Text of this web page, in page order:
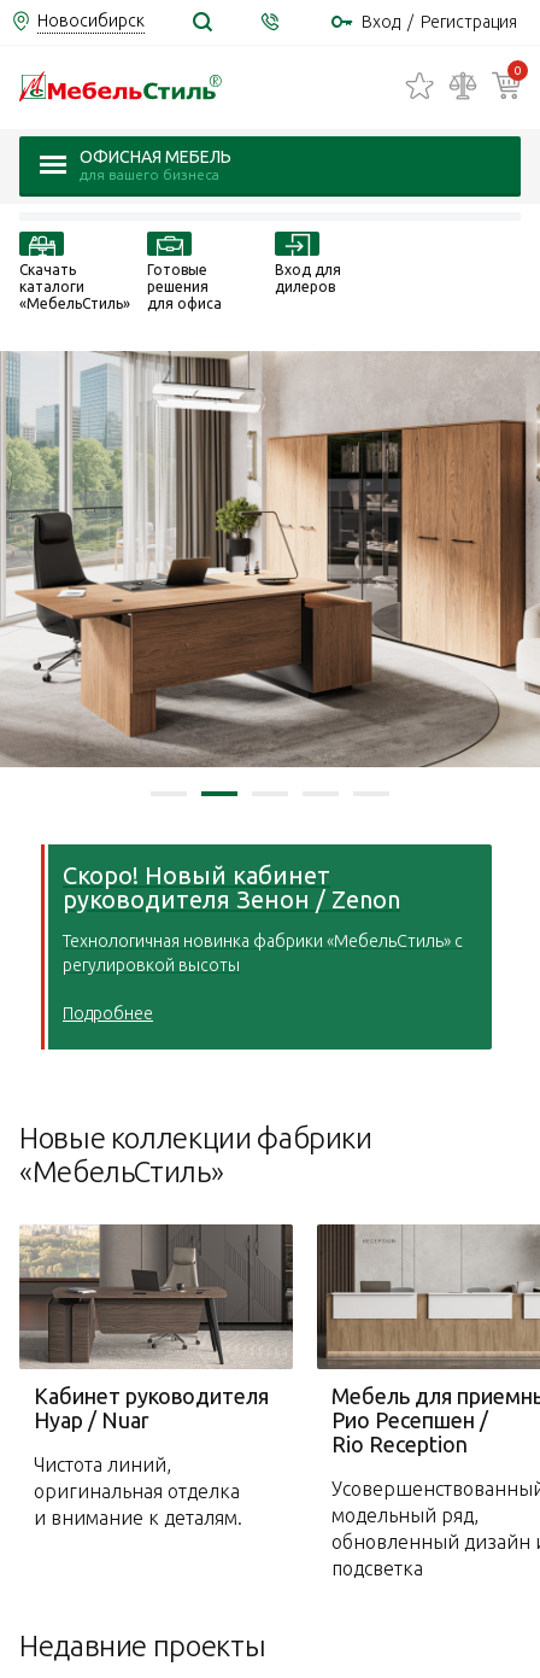
Новосибирск Вход / Регистрация
0
ОФИСНАЯ МЕБЕЛЬ
для вашего бизнеса
Скачать
каталоги
«МебельСтиль»
Готовые
решения
для офиса
Вход для
дилеров
Скоро! Новый кабинет
руководителя Зенон / Zenon
Технологичная новинка фабрики «МебельСтиль» с
регулировкой высоты
Подробнее
Новые коллекции фабрики
«МебельСтиль»
Кабинет руководителя
Нуар / Nuar
Чистота линий,
оригинальная отделка
и внимание к деталям.
Мебель для
Рио Ресепшен /
Rio Reception
модельный ряд,
обновленный дизайн
подсветка
Недавние проекты